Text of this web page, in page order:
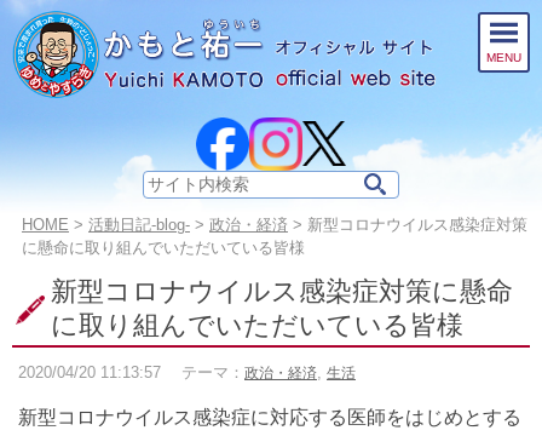
このページの本文へ
サ
ト
内
検
索:
MENU
こ
の
ジ
位
HOME > 活動日記-blog- > 政治・経済 > 新型コロナウイルス感染症対策
に懸命に取り組んでいただいている皆様
新型コロナウイルス感染症対策に懸命
に取り組んでいただいている皆様
2020/04/20 11:13:57 テーマ： 政治・経済 生活
新型コロナウイルス感染症に対応する医師をはじめとする